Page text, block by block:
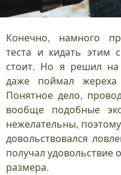
Конечно, намного
теста и кидать этим
стоит. Но я решил на
даже поймал
Понятное дело,
вообще подобные
нежелательны,
довольствовался
получал
размера.